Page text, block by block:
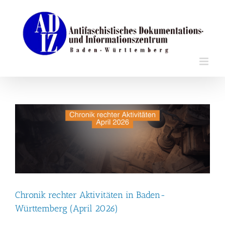
springen
Chronik rechter Aktivitäten in Baden-
Württemberg (April 2026)